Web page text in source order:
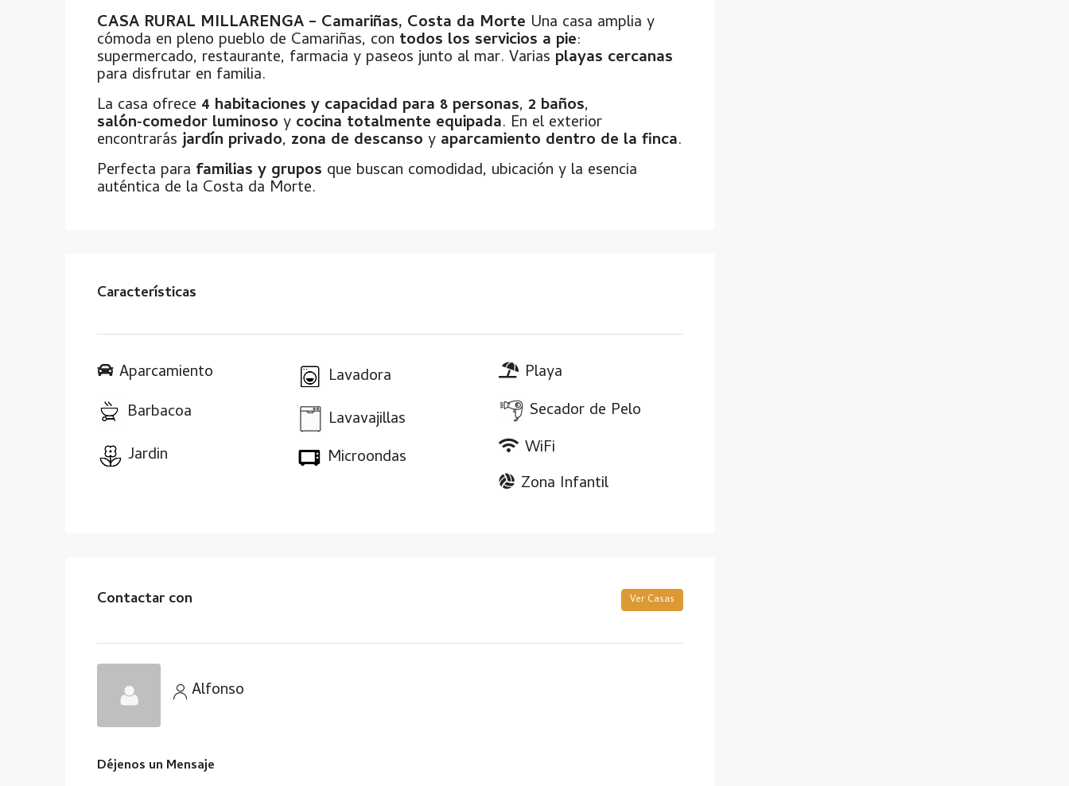
CASA RURAL MILLARENGA – Camariñas, Costa da Morte Una casa amplia y
cómoda en pleno pueblo de Camariñas, con todos los servicios a pie:
supermercado, restaurante, farmacia y paseos junto al mar. Varias playas cercanas
para disfrutar en familia.
La casa ofrece 4 habitaciones y capacidad para 8 personas, 2 baños,
salón‑comedor luminoso y cocina totalmente equipada. En el exterior
encontrarás jardín privado, zona de descanso y aparcamiento dentro de la finca.
Perfecta para familias y grupos que buscan comodidad, ubicación y la esencia
auténtica de la Costa da Morte.
Características
Aparcamiento
Barbacoa
Jardin
Lavadora
Lavavajillas
Microondas
Playa
Secador de Pelo
WiFi
Zona Infantil
Contactar con Ver Casas
Alfonso
Déjenos un Mensaje